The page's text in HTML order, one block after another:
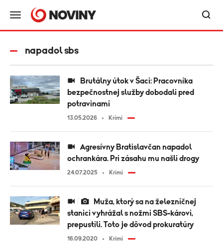
napadol sbs
bezpečnostnej služby dobodali pred
potravinami
13.05.2026 Krimi
ochrankára. Pri zásahu mu našli drogy
24.07.2025 Krimi
stanici vyhrážal s nožmi SBS-károvi,
prepustili. Toto je dôvod prokuratúry
16.09.2020 Krimi